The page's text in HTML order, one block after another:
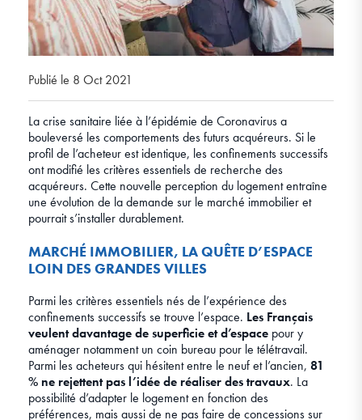
Publié le 8 Oct 2021
La crise sanitaire liée à l’épidémie de Coronavirus a
bouleversé les comportements des futurs acquéreurs. Si le
profil de l’acheteur est identique, les confinements successifs
ont modifié les critères essentiels de recherche des
acquéreurs. Cette nouvelle perception du logement entraîne
une évolution de la demande sur le marché immobilier et
pourrait s’installer durablement.
MARCHÉ IMMOBILIER, LA QUÊTE D’ESPACE
LOIN DES GRANDES VILLES
Parmi les critères essentiels nés de l’expérience des
confinements successifs se trouve l’espace. Les Français
veulent davantage de superficie et d’espace pour y
aménager notamment un coin bureau pour le télétravail.
Parmi les acheteurs qui hésitent entre le neuf et l’ancien, 81
% ne rejettent pas l’idée de réaliser des travaux. La
possibilité d’adapter le logement en fonction des
préférences, mais aussi de ne pas faire de concessions sur